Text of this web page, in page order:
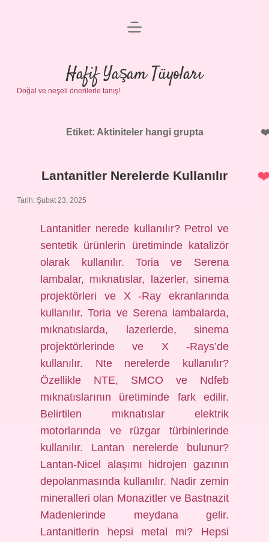
Anasayfa
Gizlilik Politikası
Yasal Uyarı
menüyü
Hafif Yaşam Tüyoları
Doğal ve neşeli önerilerle tanış!
Etiket: Aktiniteler hangi grupta
Lantanitler Nerelerde Kullanılır
Tarih: Şubat 23, 2025
Lantanitler nerede kullanılır? Petrol ve
sentetik ürünlerin üretiminde katalizör
olarak kullanılır. Toria ve Serena
lambalar, mıknatıslar, lazerler, sinema
projektörleri ve X -Ray ekranlarında
kullanılır. Toria ve Serena lambalarda,
mıknatıslarda, lazerlerde, sinema
projektörlerinde ve X -Rays’de
kullanılır. Nte nerelerde kullanılır?
Özellikle NTE, SMCO ve Ndfeb
mıknatıslarının üretiminde fark edilir.
Belirtilen mıknatıslar elektrik
motorlarında ve rüzgar türbinlerinde
kullanılır. Lantan nerelerde bulunur?
Lantan-Nicel alaşımı hidrojen gazının
depolanmasında kullanılır. Nadir zemin
mineralleri olan Monazitler ve Bastnazit
Madenlerinde meydana gelir.
Lantanitlerin hepsi metal mi? Hepsi